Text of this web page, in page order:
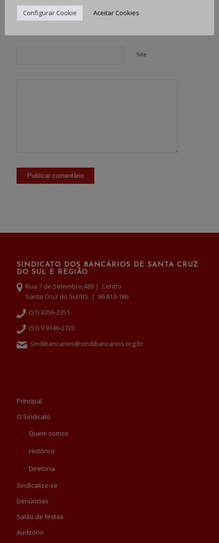
Site
SINDICATO DOS BANCÁRIOS DE SANTA CRUZ
DO SUL E REGIÃO
Rua 7 de Setembro,489 | Centro
Santa Cruz do Sul/RS | 96.810-186
(51) 3056-2351
(51) 9 9146-2720
sindibancarios@sindibancarios.org.br
Principal
O Sindicato
Quem somos
Histórico
Diretoria
Sindicalize-se
Denúncias
Salão de festas
Auditório
Configurar Cookie Aceitar Cookies